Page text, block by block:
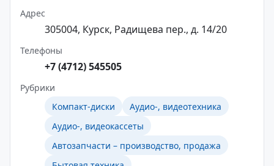
Адрес
305004, Курск, Радищева пер., д. 14/20
Телефоны
+7 (4712) 545505
Рубрики
Компакт-диски
Аудио-, видеотехника
Аудио-, видеокассеты
Автозапчасти – производство, продажа